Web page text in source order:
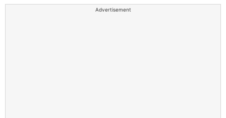
Advertisement